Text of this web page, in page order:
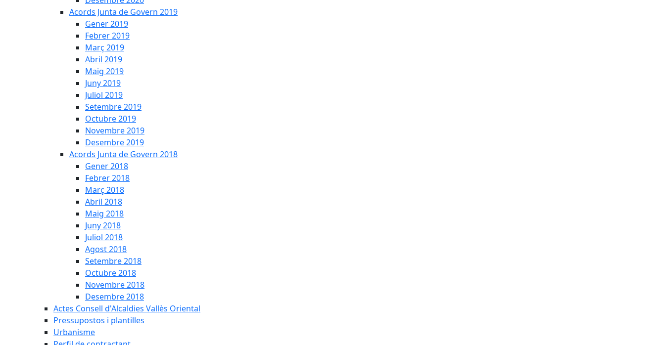
Acords Junta de Govern 2019
Gener 2019
Febrer 2019
Març 2019
Abril 2019
Maig 2019
Juny 2019
Juliol 2019
Setembre 2019
Octubre 2019
Novembre 2019
Desembre 2019
Acords Junta de Govern 2018
Gener 2018
Febrer 2018
Març 2018
Abril 2018
Maig 2018
Juny 2018
Juliol 2018
Agost 2018
Setembre 2018
Octubre 2018
Novembre 2018
Desembre 2018
Actes Consell d'Alcaldies Vallès Oriental
Pressupostos i plantilles
Urbanisme